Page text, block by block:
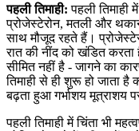
पहली तिमाही: पहली
प्रोजेस्टेरोन, मतली और
साथ मौजूद रहते हैं।
रात की नींद को खंडित
सीमित नहीं है - जागने का
तिमाही से ही शुरू हो जाता है
बढ़ता हुआ गर्भाशय मूत्राशय
पहली तिमाही में चिंता भी